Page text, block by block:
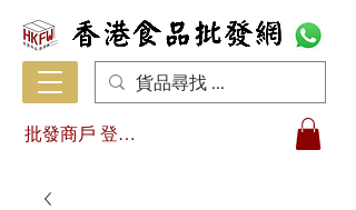
批發商戶 登入/註冊